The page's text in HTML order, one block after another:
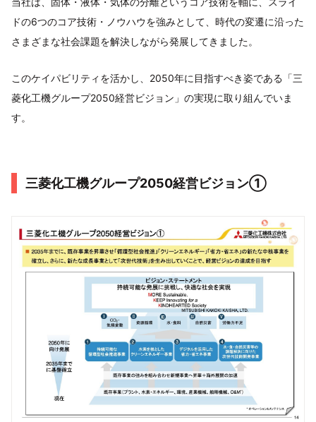
ドの6つのコア技術・ノウハウを強みとして、時代の変遷に沿った
さまざまな社会課題を解決しながら発展してきました。
このケイパビリティを活かし、2050年に目指すべき姿である「三
菱化工機グループ2050経営ビジョン」の実現に取り組んでいま
す。
三菱化工機グループ2050経営ビジョン➀